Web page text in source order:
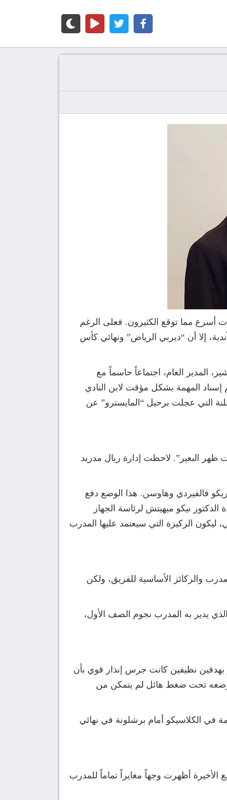
أسرع مما توقع الكثيرون. فعلى الرغم
إلا أن “ديربي الرياض” ونهائي كأس
المدير العام، اجتماعاً حاسماً مع
الاتفاق بالتراضي على فسخ التعاقد الذي كان من المفترض أن يمتد حتى صيف 2028، ليتم إسناد المهمة بشكل مؤقت لابن النادي
التي عجلت برحيل “المايسترو” عن
ظهر البعير”. لاحظت إدارة ريال مدريد
فالفيردي وهاوسن. هذا الوضع دفع
نيكو ميهيتش لرئاسة الجهاز
ليكون الركيزة التي سيعتمد عليها المدرب
والركائز الأساسية للفريق، ولكن
يدير به المدرب نجوم الصف الأول،
بهدفين نظيفين كانت جرس إنذار قوي بأن
وضعه تحت ضغط هائل لم يتمكن من
في الكلاسيكو أمام برشلونة في نهائي
أظهرت وجهاً مغايراً تماماً للمدرب